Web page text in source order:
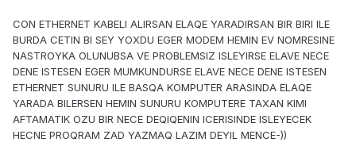
CON ETHERNET KABELI ALIRSAN ELAQE YARADIRSAN BIR BIRI ILE
BURDA CETIN BI SEY YOXDU EGER MODEM HEMIN EV NOMRESINE
NASTROYKA OLUNUBSA VE PROBLEMSIZ ISLEYIRSE ELAVE NECE
DENE ISTESEN EGER MUMKUNDURSE ELAVE NECE DENE ISTESEN
ETHERNET SUNURU ILE BASQA KOMPUTER ARASINDA ELAQE
YARADA BILERSEN HEMIN SUNURU KOMPUTERE TAXAN KIMI
AFTAMATIK OZU BIR NECE DEQIQENIN ICERISINDE ISLEYECEK
HECNE PROQRAM ZAD YAZMAQ LAZIM DEYIL MENCE-))